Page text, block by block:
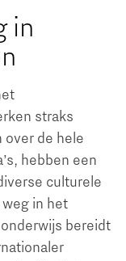
in
straks
over de hele
hebben een
culturele
in het
bereidt